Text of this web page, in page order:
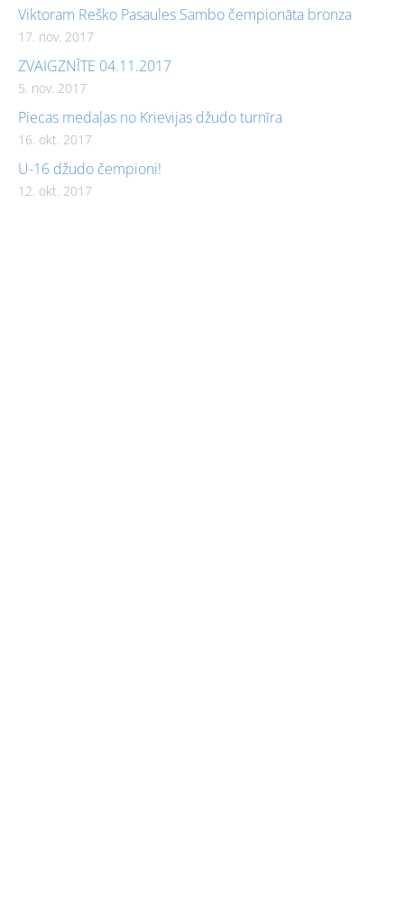
Viktoram Reško Pasaules Sambo čempionāta bronza
17. nov. 2017
ZVAIGZNĪTE 04.11.2017
5. nov. 2017
Piecas medaļas no Krievijas džudo turnīra
16. okt. 2017
U-16 džudo čempioni!
12. okt. 2017